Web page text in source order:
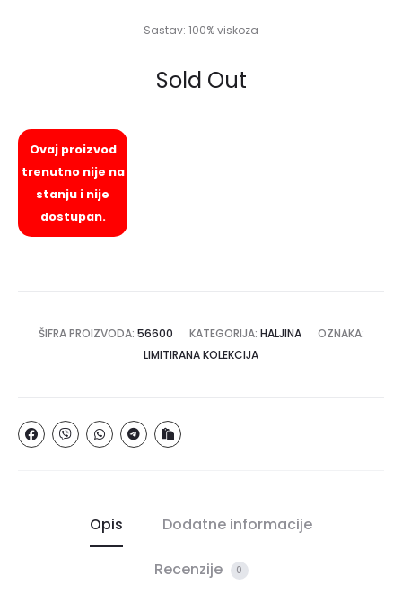
Sastav: 100% viskoza
Sold Out
Ovaj proizvod
trenutno nije na
stanju i nije
dostupan.
ŠIFRA PROIZVODA: 56600 KATEGORIJA: HALJINA
OZNAKA:
LIMITIRANA KOLEKCIJA
Opis Dodatne informacije
Recenzije 0